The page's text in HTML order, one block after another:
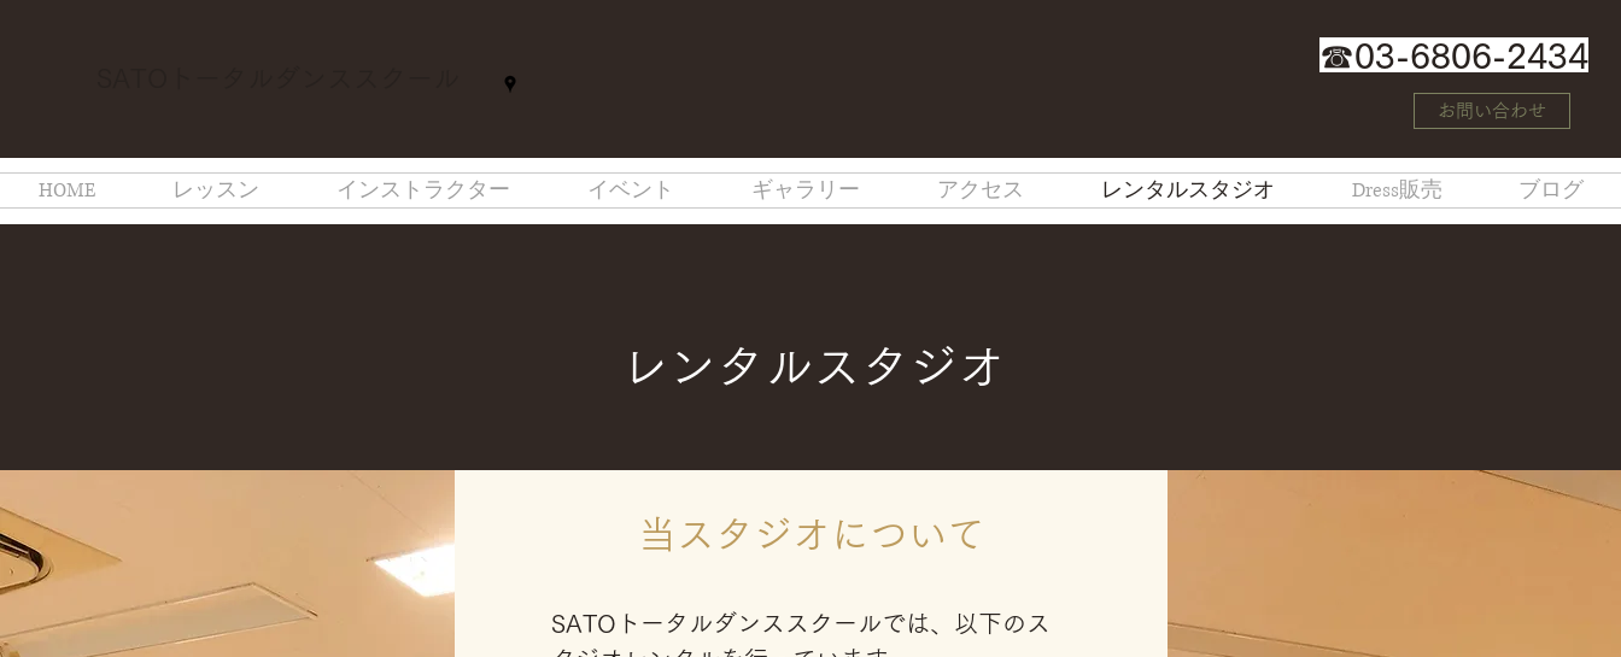
☎03-6806-2434
お問い合わせ
HOME レッスン インストラクター イベント ギャラリー アクセス レンタルスタジオ Dress販売 ブログ
レンタルスタジオ
​当スタジオについて
SATOトータルダンススクールでは、以下のス